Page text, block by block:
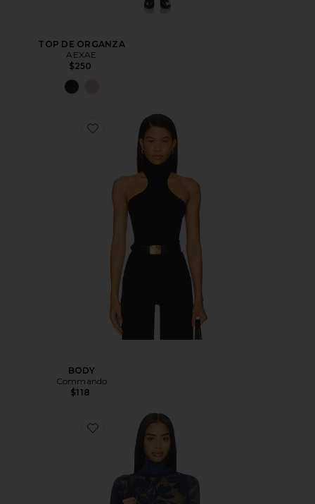
TOP DE ORGANZA
AEXAE
$250
BODY
Commando
$118